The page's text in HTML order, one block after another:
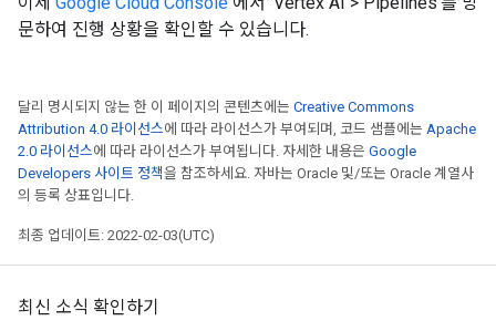
문하여 진행 상황을 확인할 수 있습니다.
달리 명시되지 않는 한 이 페이지의 콘텐츠에는 Creative Commons
Attribution 4.0 라이선스에 따라 라이선스가 부여되며, 코드 샘플에는 Apache
2.0 라이선스에 따라 라이선스가 부여됩니다. 자세한 내용은 Google
Developers 사이트 정책을 참조하세요. 자바는 Oracle 및/또는 Oracle 계열사
의 등록 상표입니다.
최종 업데이트: 2022-02-03(UTC)
최신 소식 확인하기